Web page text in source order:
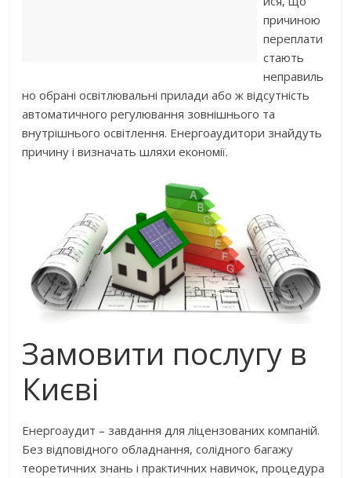
причиною
переплати
стають
неправиль
но обрані освітлювальні прилади або ж відсутність
автоматичного регулювання зовнішнього та
внутрішнього освітлення. Енергоаудитори знайдуть
причину і визначать шляхи економії.
Замовити послугу в
Києві
Енергоаудит – завдання для ліцензованих компаній.
Без відповідного обладнання, солідного багажу
теоретичних знань і практичних навичок, процедура